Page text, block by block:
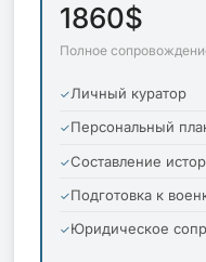
1860$
Полное
Личный куратор
Персональный
Составление
Подготовка к
Юридическое